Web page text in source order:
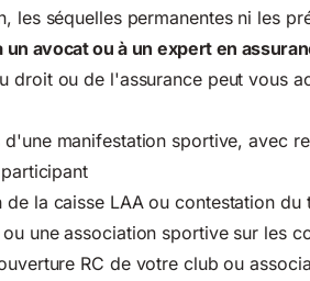
les séquelles permanentes ni les
un avocat ou à un expert en
droit ou de l'assurance peut vous
d'une manifestation sportive, avec
de la caisse LAA ou contestation
une association sportive sur les
RC de votre club ou